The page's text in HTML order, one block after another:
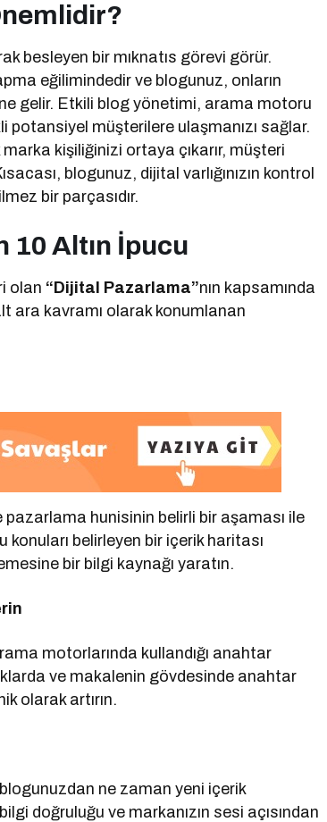
besleyen bir mıknatıs görevi görür.
eğilimindedir ve blogunuz, onların
gelir. Etkili blog yönetimi, arama motoru
potansiyel müşterilere ulaşmanızı sağlar.
kişiliğinizi ortaya çıkarır, müşteri
blogunuz, dijital varlığınızın kontrol
bir parçasıdır.
10 Altın İpucu
olan “Dijital Pazarlama”nın kapsamında
ara kavramı olarak konumlanan
pazarlama hunisinin belirli bir aşaması ile
belirleyen bir içerik haritası
bir bilgi kaynağı yaratın.
motorlarında kullandığı anahtar
ve makalenin gövdesinde anahtar
olarak artırın.
blogunuzdan ne zaman yeni içerik
doğruluğu ve markanızın sesi açısından